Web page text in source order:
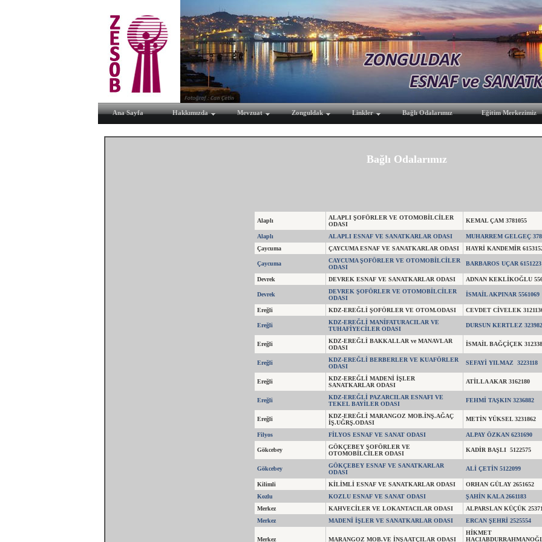
Ana Sayfa Hakkımızda Mevzuat Zonguldak Linkler Bağlı Odalarımız Eğitim Merkezimiz
Bağlı Odalarımız
Alaplı
ALAPLI ŞOFÖRLER VE OTOMOBİLCİLER
ODASI
KEMAL ÇAM 3781055
Alaplı ALAPLI ESNAF VE SANATKARLAR ODASI
MUHARREM GELGEÇ
Çaycuma
ÇAYCUMA ESNAF VE SANATKARLAR ODASI HAYRİ KANDEMİR
Çaycuma
CAYCUMA ŞOFÖRLER VE OTOMOBİLCİLER
ODASI
BARBAROS UÇAR 6151223
Devrek DEVREK ESNAF VE SANATKARLAR ODASI ADNAN KEKLİKOĞLU
Devrek
DEVREK ŞOFÖRLER VE OTOMOBİLCİLER
ODASI
İSMAİL AKPINAR 5561069
Ereğli KDZ-EREĞLİ ŞOFÖRLER VE OTOM.ODASI CEVDET CİVELEK
Ereğli
KDZ-EREĞLİ MANİFATURACILAR VE
TUHAFİYECİLER ODASI
DURSUN KERTLEZ
Ereğli
KDZ-EREĞLİ BAKKALLAR ve MANAVLAR
ODASI
İSMAİL BAĞÇİÇEK
Ereğli
KDZ-EREĞLİ BERBERLER VE KUAFÖRLER
ODASI
SEFAYİ YILMAZ 3223118
Ereğli
KDZ-EREĞLİ MADENİ İŞLER
SANATKARLAR ODASI
ATİLLA AKAR 3162180
Ereğli
KDZ-EREĞLİ PAZARCILAR ESNAFI VE
TEKEL BAYİLER ODASI
FEHMİ TAŞKIN 3236882
Ereğli
KDZ-EREĞLİ MARANGOZ MOB.İNŞ.AĞAÇ
İŞ.UĞRŞ.ODASI
METİN YÜKSEL 3231862
Filyos FİLYOS ESNAF VE SANAT ODASI ALPAY ÖZKAN 6231690
Gökcebey
GÖKÇEBEY ŞOFÖRLER VE
OTOMOBİLCİLER ODASI
KADİR BAŞLI 5122575
Gökcebey
GÖKÇEBEY ESNAF VE SANATKARLAR
ODASI
ALİ ÇETİN 5122099
Kilimli KİLİMLİ ESNAF VE SANATKARLAR ODASI
ORHAN GÜLAY 2651652
Kozlu
KOZLU ESNAF VE SANAT ODASI
ŞAHİN KALA 2661183
Merkez
KAHVECİLER VE LOKANTACILAR ODASI
ALPARSLAN KÜÇÜK
Merkez
MADENİ İŞLER VE SANATKARLAR ODASI ERCAN ŞEHRİ 2525554
Merkez MARANGOZ MOB.VE İNŞAATÇILAR ODASI
HİKMET